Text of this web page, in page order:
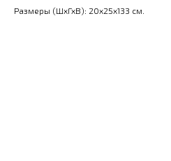
Размеры (ШхГхВ): 20x25x133 см.